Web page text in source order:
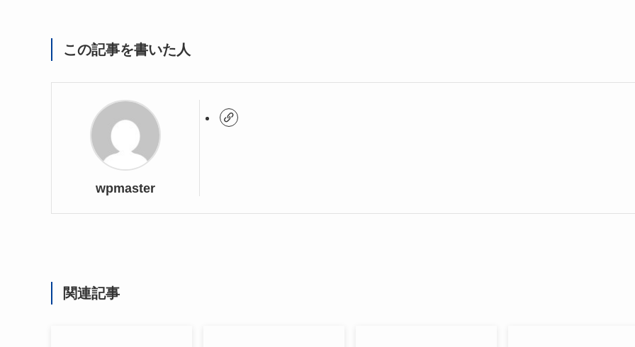
この記事を書いた人
wpmaster
関連記事